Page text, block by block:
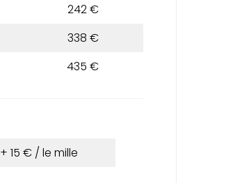
242 €
338 €
435 €
+ 15 € / le mille